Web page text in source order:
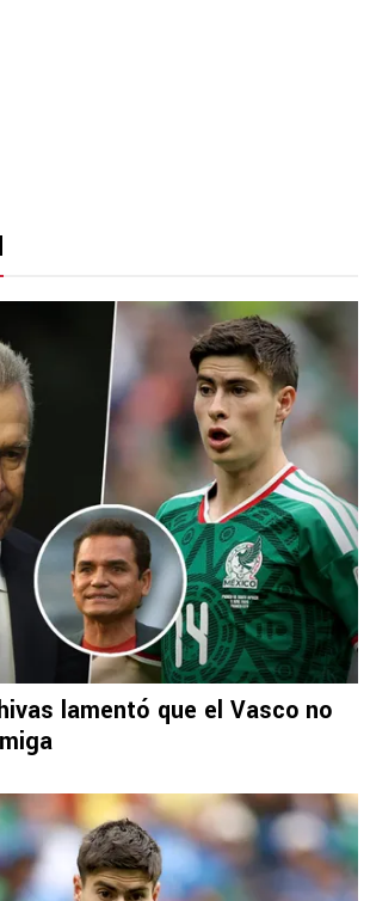
lamentó que el Vasco no